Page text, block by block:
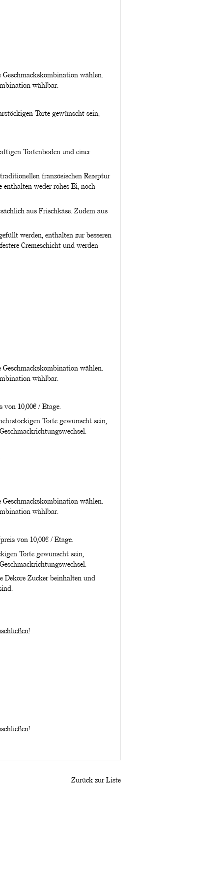
wählen.
wählbar.
Torte gewünscht sein,
Tortenböden und einer
französischen Rezeptur
weder rohes Ei, noch
aus Frischkäse. Zudem aus
werden, enthalten zur besseren
Cremeschicht und werden
wählen.
wählbar.
10,00€ / Etage.
Torte gewünscht sein,
wählen.
wählbar.
von 10,00€ / Etage.
Torte gewünscht sein,
Dekore Zucker beinhalten und
Zurück zur Liste